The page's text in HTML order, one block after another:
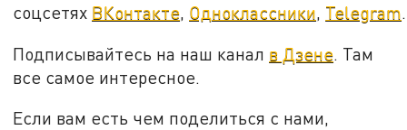
соцсетях ВКонтакте, Одноклассники, Telegram.
Подписывайтесь на наш канал в Дзене. Там
все самое интересное.
Если вам есть чем поделиться с нами,